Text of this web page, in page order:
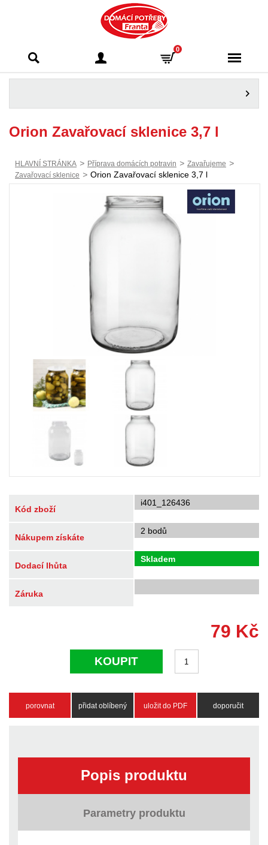
Franta - Příbram
0
Orion Zavařovací sklenice 3,7 l
HLAVNÍ STRÁNKA > Příprava domácích potravin > Zavařujeme >
Zavařovací sklenice > Orion Zavařovací sklenice 3,7 l
Kód zboží
i401_126436
Nákupem získáte
2 bodů
Dodací lhůta
Skladem
Záruka
79 Kč
KOUPIT
porovnat přidat oblíbený uložit do PDF doporučit
Popis produktu
Parametry produktu